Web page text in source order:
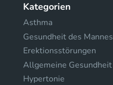
Kategorien
Asthma
Gesundheit des Mannes
Erektionsstörungen
Allgemeine Gesundheit
Hypertonie